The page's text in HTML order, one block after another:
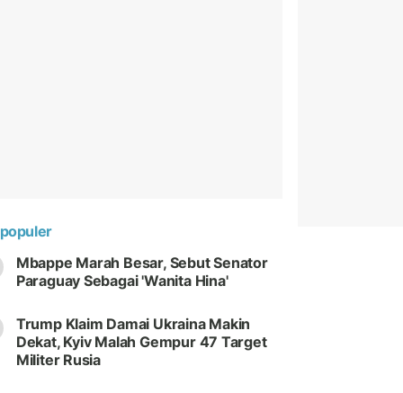
Mbappe Marah Besar, Sebut Senator
Paraguay Sebagai 'Wanita Hina'
Trump Klaim Damai Ukraina Makin
Dekat, Kyiv Malah Gempur 47 Target
Militer Rusia